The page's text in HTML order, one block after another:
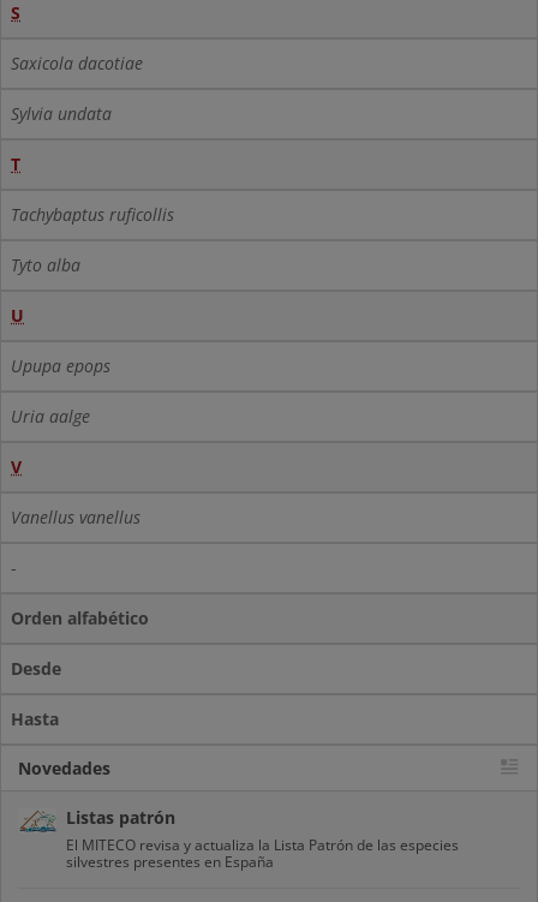
S
Saxicola dacotiae
Sylvia undata
T
Tachybaptus ruficollis
Tyto alba
U
Upupa epops
Uria aalge
V
Vanellus vanellus
-
Orden alfabético
Desde
Hasta
Novedades
Listas patrón
El MITECO revisa y actualiza la Lista Patrón de las especies
silvestres presentes en España